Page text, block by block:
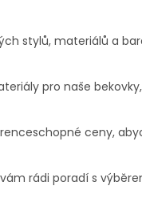
stylů, materiálů a
pro naše
ceny,
rádi poradí s